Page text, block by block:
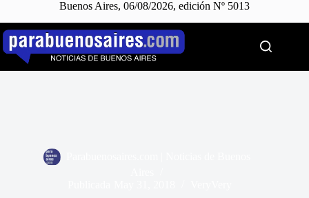
Buenos Aires, 06/08/2026, edición Nº 5013
Saltar
contenido